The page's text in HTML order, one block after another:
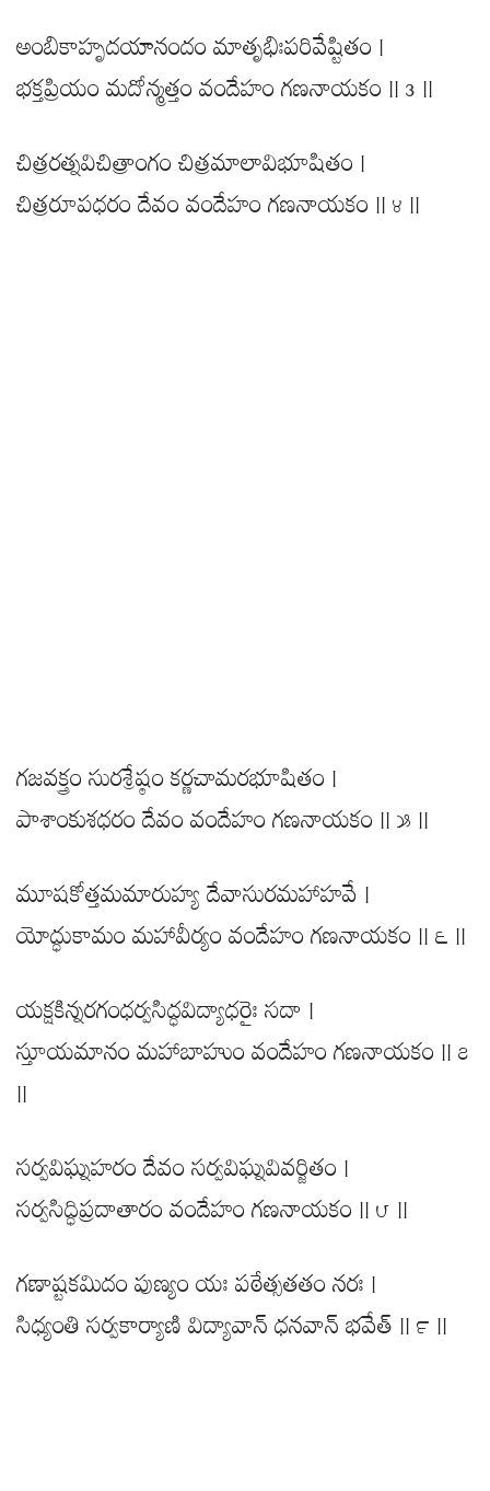
అంబికాహృదయానందం మాతృభిఃపరివేష్టితం |
భక్తప్రియం మదోన్మత్తం వందేహం గణనాయకం || ౩ ||
చిత్రరత్నవిచిత్రాంగం చిత్రమాలావిభూషితం |
చిత్రరూపధరం దేవం వందేహం గణనాయకం || ౪ ||
గజవక్త్రం సురశ్రేష్ఠం కర్ణచామరభూషితం |
పాశాంకుశధరం దేవం వందేహం గణనాయకం || ౫ ||
మూషకోత్తమమారుహ్య దేవాసురమహాహవే |
యోద్ధుకామం మహావీర్యం వందేహం గణనాయకం || ౬ ||
యక్షకిన్నరగంధర్వసిద్ధవిద్యాధరైః సదా |
స్తూయమానం మహాబాహుం వందేహం గణనాయకం || ౭
||
సర్వవిఘ్నహరం దేవం సర్వవిఘ్నవివర్జితం |
సర్వసిద్ధిప్రదాతారం వందేహం గణనాయకం || ౮ ||
గణాష్టకమిదం పుణ్యం యః పఠేత్సతతం నరః |
సిధ్యంతి సర్వకార్యాణి విద్యావాన్ ధనవాన్ భవేత్ || ౯ ||